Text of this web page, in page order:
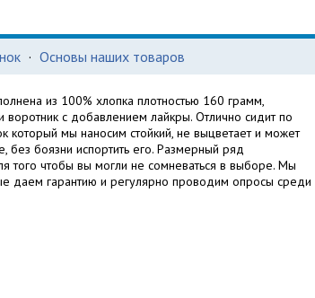
· Основы наших товаров
из 100% хлопка плотностью 160 грамм,
с добавлением лайкры. Отлично сидит по
который мы наносим стойкий, не выцветает и может
без боязни испортить его. Размерный ряд
того чтобы вы могли не сомневаться в выборе. Мы
даем гарантию и регулярно проводим опросы среди